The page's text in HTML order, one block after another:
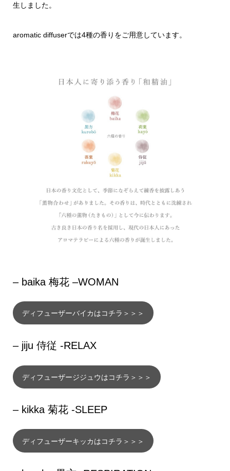
生しました。
aromatic diffuserでは4種の香りをご用意しています。
– baika 梅花 –WOMAN
ディフューザーバイカはコチラ＞＞＞
– jiju 侍従 -RELAX
ディフューザージジュウはコチラ＞＞＞
– kikka 菊花 -SLEEP
ディフューザーキッカはコチラ＞＞＞